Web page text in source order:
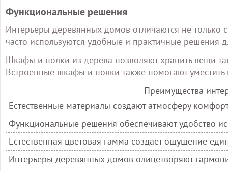
Функциональные решения
Интерьеры деревянных домов отличаются не только
часто используются удобные и практичные решения
Шкафы и полки из дерева позволяют хранить вещи
Встроенные шкафы и полки также помогают
Преимущества
Естественные материалы создают атмосферу
Функциональные решения обеспечивают удобство
Естественная цветовая гамма создает ощущение
Интерьеры деревянных домов олицетворяют